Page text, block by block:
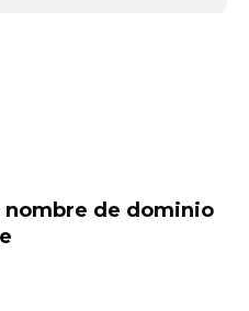
de dominio